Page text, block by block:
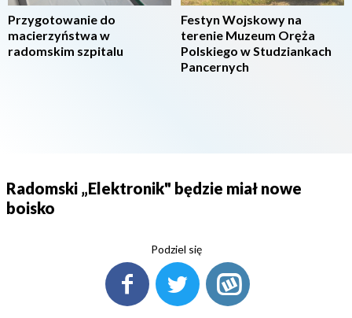
Przygotowanie do
macierzyństwa w
radomskim szpitalu
Festyn Wojskowy na
terenie Muzeum Oręża
Polskiego w Studziankach
Pancernych
Radomski „Elektronik" będzie miał nowe
boisko
Podziel się